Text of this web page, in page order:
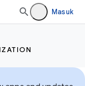
Masuk